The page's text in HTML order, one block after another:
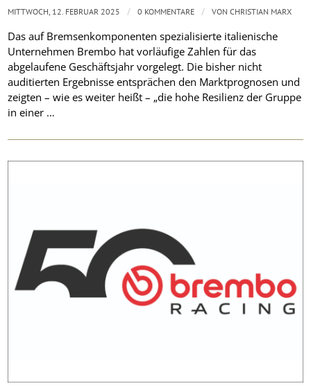
Das auf Bremsenkomponenten spezialisierte italienische
Unternehmen Brembo hat vorläufige Zahlen für das
abgelaufene Geschäftsjahr vorgelegt. Die bisher nicht
auditierten Ergebnisse entsprächen den Marktprognosen und
zeigten – wie es weiter heißt – „die hohe Resilienz der Gruppe
in einer …
MITTWOCH, 12. FEBRUAR 2025 / 0 KOMMENTARE / VONCHRISTIAN MARX